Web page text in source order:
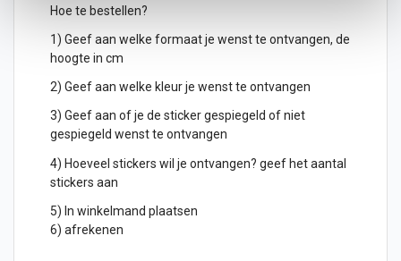
Hoe te bestellen?
1) Geef aan welke formaat je wenst te ontvangen, de
hoogte in cm
2) Geef aan welke kleur je wenst te ontvangen
3) Geef aan of je de sticker gespiegeld of niet
gespiegeld wenst te ontvangen
4) Hoeveel stickers wil je ontvangen? geef het aantal
stickers aan
5) In winkelmand plaatsen
6) afrekenen